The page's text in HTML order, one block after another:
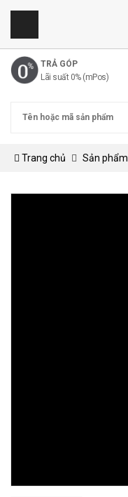
TRẢ GÓP
Lãi suất 0% (mPos)
Trang chủ Sản phẩm